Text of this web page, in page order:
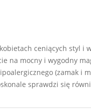
ceniących styl i
na mocny i wygodny
(zamak i
sprawdzi się